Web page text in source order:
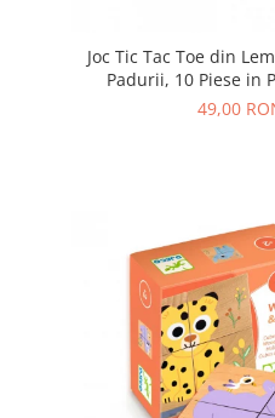
Joc Tic Tac Toe din
Padurii, 10 Piese in
49,00